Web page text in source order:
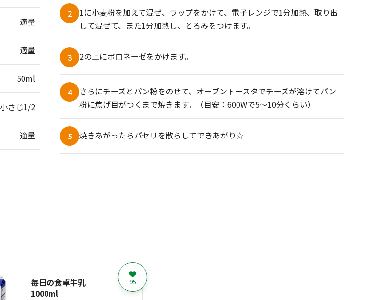
適量
適量
50ml
小さじ1/2
適量
2
1に小麦粉を加えて混ぜ、ラップをかけて、電子レンジで1分加熱、取り出
して混ぜて、また1分加熱し、とろみをつけます。
3 2の上にボロネーゼをかけます。
4
さらにチーズとパン粉をのせて、オーブントースタでチーズが溶けてパン
粉に焦げ目がつくまで焼きます。（目安：600Wで5～10分くらい）
5 焼きあがったらパセリを散らしてできあがり☆
毎日の食卓牛乳
1000ml
95